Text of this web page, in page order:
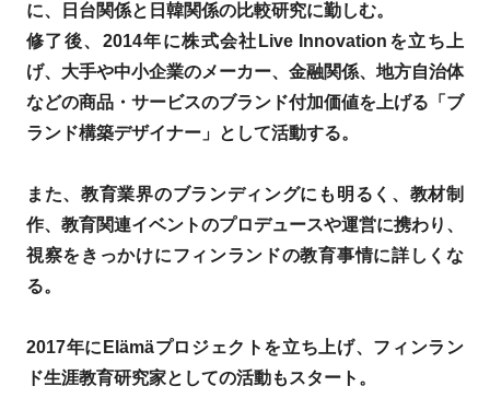
に、日台関係と日韓関係の比較研究に勤しむ。
修了後、2014年に株式会社Live Innovationを立ち上
げ、大手や中小企業のメーカー、金融関係、地方自治体
などの商品・サービスのブランド付加価値を上げる「ブ
ランド構築デザイナー」として活動する。
また、教育業界のブランディングにも明るく、教材制
作、教育関連イベントのプロデュースや運営に携わり、
視察をきっかけにフィンランドの教育事情に詳しくな
る。
2017年にElämäプロジェクトを立ち上げ、フィンラン
ド生涯教育研究家としての活動もスタート。